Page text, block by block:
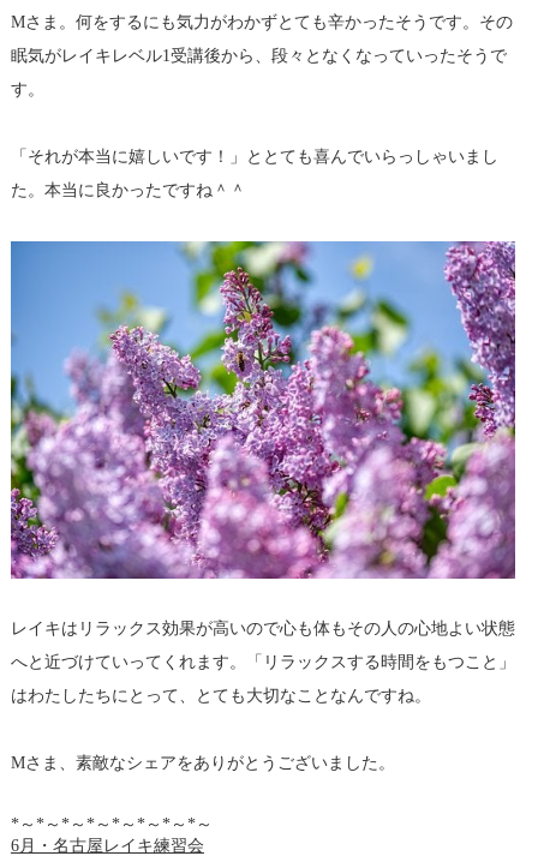
Mさま。何をするにも気力がわかずとても辛かったそうです。その
眠気がレイキレベル1受講後から、段々となくなっていったそうで
す。
「それが本当に嬉しいです！」ととても喜んでいらっしゃいまし
た。本当に良かったですね＾＾
レイキはリラックス効果が高いので心も体もその人の心地よい状態
へと近づけていってくれます。「リラックスする時間をもつこと」
はわたしたちにとって、とても大切なことなんですね。
Mさま、素敵なシェアをありがとうございました。
*～*～*～*～*～*～*～*～
6月・名古屋レイキ練習会